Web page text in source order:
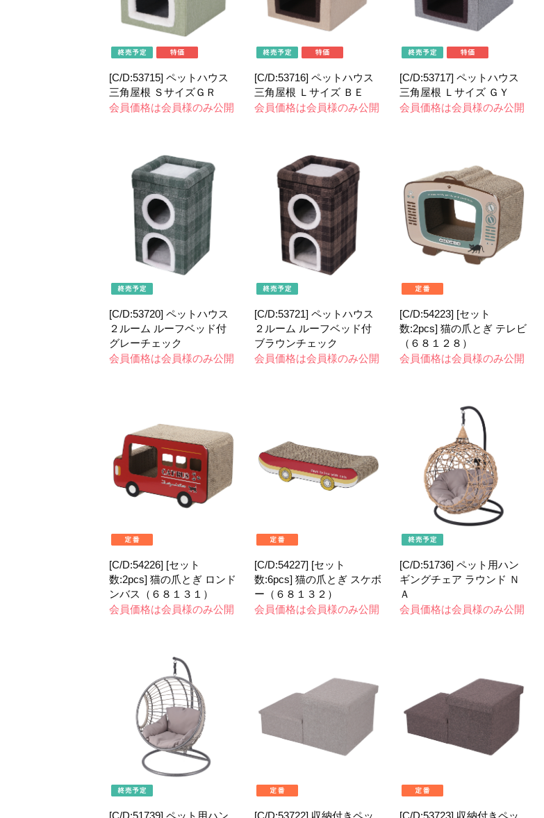
[C/D:53715] ペットハウス
三角屋根 ＳサイズＧＲ
会員価格は会員様のみ公開
[C/D:53716] ペットハウス
三角屋根 Ｌサイズ ＢＥ
会員価格は会員様のみ公開
[C/D:53717] ペットハウス
三角屋根 Ｌサイズ ＧＹ
会員価格は会員様のみ公開
[C/D:53720] ペットハウス
２ルーム ルーフベッド付
グレーチェック
会員価格は会員様のみ公開
[C/D:53721] ペットハウス
２ルーム ルーフベッド付
ブラウンチェック
会員価格は会員様のみ公開
[C/D:54223] [セット
数:2pcs] 猫の爪とぎ テレビ
（６８１２８）
会員価格は会員様のみ公開
[C/D:54226] [セット
数:2pcs] 猫の爪とぎ ロンド
ンバス（６８１３１）
会員価格は会員様のみ公開
[C/D:54227] [セット
数:6pcs] 猫の爪とぎ スケボ
ー（６８１３２）
会員価格は会員様のみ公開
[C/D:51736] ペット用ハン
ギングチェア ラウンド Ｎ
Ａ
会員価格は会員様のみ公開
[C/D:51739] ペット用ハン [C/D:53722] 収納付きペッ [C/D:53723] 収納付きペッ